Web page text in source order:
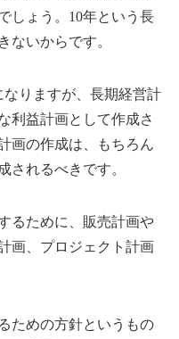
しょう。10年という長
ないからです。
りますが、長期経営計
利益計画として作成さ
画の作成は、もちろん
されるべきです。
るために、販売計画や
画、プロジェクト計画
ための方針というもの